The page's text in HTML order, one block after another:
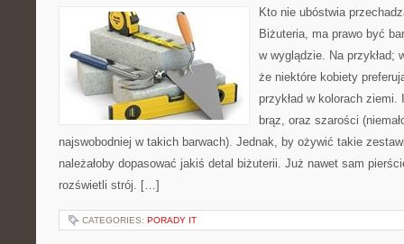
Kto nie ubóstwia
Biżuteria, ma prawo być
w wyglądzie. Na przykład;
że niektóre kobiety
przykład w kolorach ziemi.
brąz, oraz szarości
najswobodniej w takich barwach). Jednak, by ożywić takie
należałoby dopasować jakiś detal biżuterii. Już nawet sam
rozświetli strój. […]
CATEGORIES: PORADY IT